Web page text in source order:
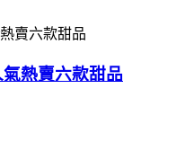
氣熱賣六款甜品